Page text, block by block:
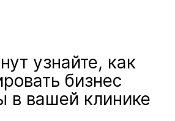
узнайте, как
бизнес
в вашей клинике